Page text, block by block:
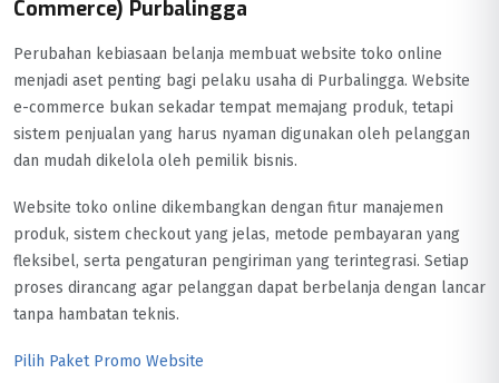
Commerce) Purbalingga
Perubahan kebiasaan belanja membuat website toko online
menjadi aset penting bagi pelaku usaha di Purbalingga. Website
e-commerce bukan sekadar tempat memajang produk, tetapi
sistem penjualan yang harus nyaman digunakan oleh pelanggan
dan mudah dikelola oleh pemilik bisnis.
Website toko online dikembangkan dengan fitur manajemen
produk, sistem checkout yang jelas, metode pembayaran yang
fleksibel, serta pengaturan pengiriman yang terintegrasi. Setiap
proses dirancang agar pelanggan dapat berbelanja dengan lancar
tanpa hambatan teknis.
Pilih Paket Promo Website